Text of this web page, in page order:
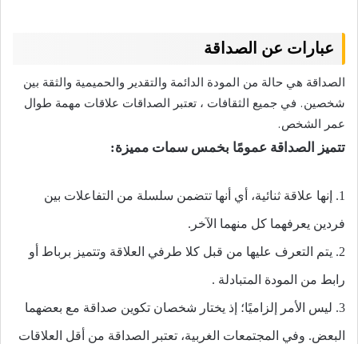
عبارات عن الصداقة
الصداقة هي حالة من المودة الدائمة والتقدير والحميمية والثقة بين
شخصين. في جميع الثقافات ، تعتبر الصداقات علاقات مهمة طوال
عمر الشخص.
تتميز الصداقة عمومًا بخمس سمات مميزة:
1. إنها علاقة ثنائية، أي أنها تتضمن سلسلة من التفاعلات بين
فردين يعرفهما كل منهما الآخر.
2. يتم التعرف عليها من قبل كلا طرفي العلاقة وتتميز برباط أو
رابط من المودة المتبادلة .
3. ليس الأمر إلزاميًا؛ إذ يختار شخصان تكوين صداقة مع بعضهما
البعض. وفي المجتمعات الغربية، تعتبر الصداقة من أقل العلاقات